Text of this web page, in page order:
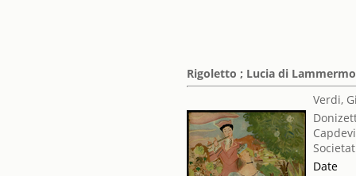
Rigoletto ; Lucia di
Verdi,
Date